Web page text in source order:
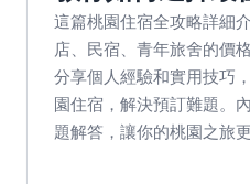
這篇桃園住宿全攻略詳細
店、民宿、青年旅舍的價
分享個人經驗和實用技巧
園住宿，解決預訂難題。
題解答，讓你的桃園之旅更